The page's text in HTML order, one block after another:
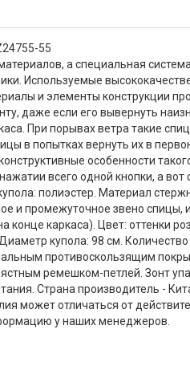
55
а специальная
Используемые
и элементы конструкции
даже если его вывернуть
При порывах ветра такие
в попытках вернуть их в
особенности
всего одной кнопки, а
полиэстер. Материал
и промежуточное звено спицы,
конце каркаса). Цвет: оттенки
купола: 98 см.
противоскользящим
ремешком-петлей. Зонт
Страна производитель -
может отличаться от
у наших менеджеров.